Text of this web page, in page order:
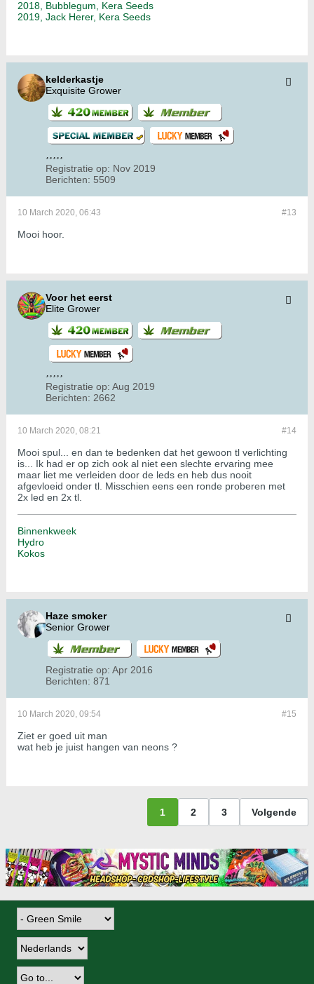
2018, Bubblegum, Kera Seeds
2019, Jack Herer, Kera Seeds
kelderkastje
Exquisite Grower
Registratie op: Nov 2019
Berichten: 5509
#13
10 March 2020, 06:43
Mooi hoor.
Voor het eerst
Elite Grower
Registratie op: Aug 2019
Berichten: 2662
#14
10 March 2020, 08:21
Mooi spul... en dan te bedenken dat het gewoon tl verlichting
is... Ik had er op zich ook al niet een slechte ervaring mee
maar liet me verleiden door de leds en heb dus nooit
afgevloeid onder tl. Misschien eens een ronde proberen met
2x led en 2x tl.
Binnenkweek
Hydro
Kokos
Haze smoker
Senior Grower
Registratie op: Apr 2016
Berichten: 871
#15
10 March 2020, 09:54
Ziet er goed uit man
wat heb je juist hangen van neons ?
1 2 3 Volgende